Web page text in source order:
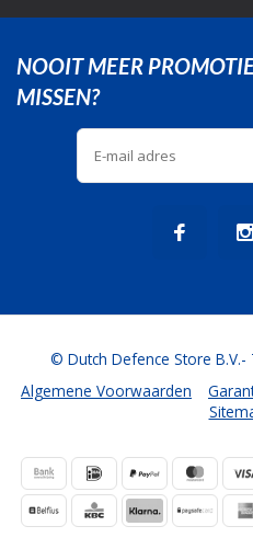
NOOIT MEER
MISSEN?
Algemene Voorwaarden
© Dutch Defence Store B.V.-